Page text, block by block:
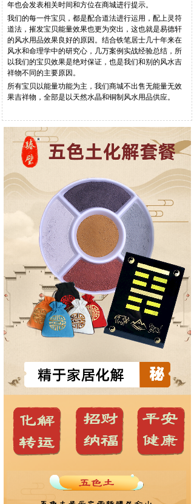
年也会发表相关时间和方位在商城进行提示。
我们的每一件宝贝，都是配合道法进行运用，配上灵符
道法，摧发宝贝能量效果也更为突出，这也就是易德轩
的风水用品效果良好的原因。结合铁笔居士几十年来在
风水和命理学中的研究心，几万案例实战经验总结，所
以我们的宝贝效果是绝对保证，也是我们和别的风水吉
祥物不同的主要原因。
所有宝贝以能量功能为主，我们商城不出售无能量无效
果吉祥物，全部是以天然水晶和铜制风水用品供应。